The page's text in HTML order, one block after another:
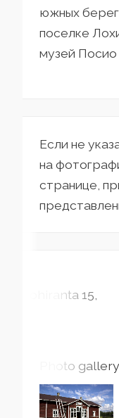
южных
поселке
музей Посио
Если не
на
странице,
Lohiranta15
Photo gallery